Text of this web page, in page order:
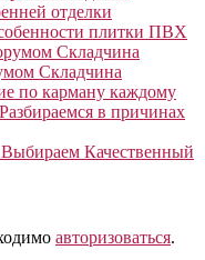
отделки
плитки ПВХ
Складчина
по карману каждому
в причинах
Качественный
авторизоваться.